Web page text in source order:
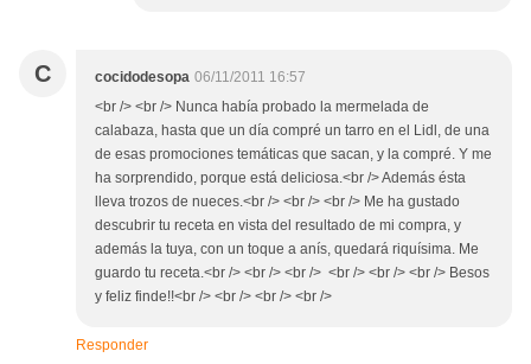
C cocidodesopa 06/11/2011 16:57
<br /> <br /> Nunca había probado la mermelada de
calabaza, hasta que un día compré un tarro en el Lidl, de una
de esas promociones temáticas que sacan, y la compré. Y me
ha sorprendido, porque está deliciosa.<br /> Además ésta
lleva trozos de nueces.<br /> <br /> <br /> Me ha gustado
descubrir tu receta en vista del resultado de mi compra, y
además la tuya, con un toque a anís, quedará riquísima. Me
guardo tu receta.<br /> <br /> <br /> <br /> <br /> <br /> Besos
y feliz finde!!<br /> <br /> <br /> <br />
Responder